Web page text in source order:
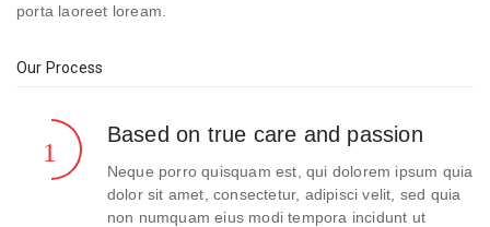
porta laoreet loream.
Our Process
Based on true care and passion
Neque porro quisquam est, qui dolorem ipsum quia
dolor sit amet, consectetur, adipisci velit, sed quia
non numquam eius modi tempora incidunt ut